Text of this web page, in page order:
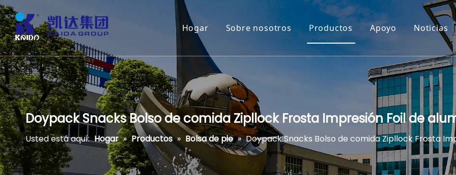
Hogar Sobre nosotros Productos Apoyo Noticias
Doypack Snacks Bolso de comida Zipllock Frosta Impresión Foil de
Usted está aquí: Hogar » Productos » Bolsa de pie » Doypack Snacks Bolso de comida Zipllock Frosta